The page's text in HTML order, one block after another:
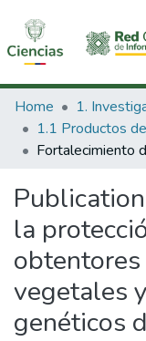
Communities &
All of DSpace
Home
la
vegetales
genéticos